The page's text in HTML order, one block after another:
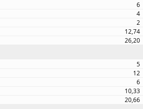
6
4
2
12,74
26,20
5
12
6
10,33
20,66